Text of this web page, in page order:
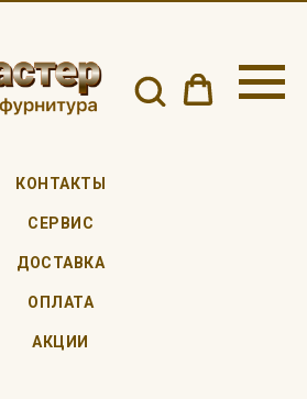
КОНТАКТЫ
СЕРВИС
ДОСТАВКА
ОПЛАТА
АКЦИИ